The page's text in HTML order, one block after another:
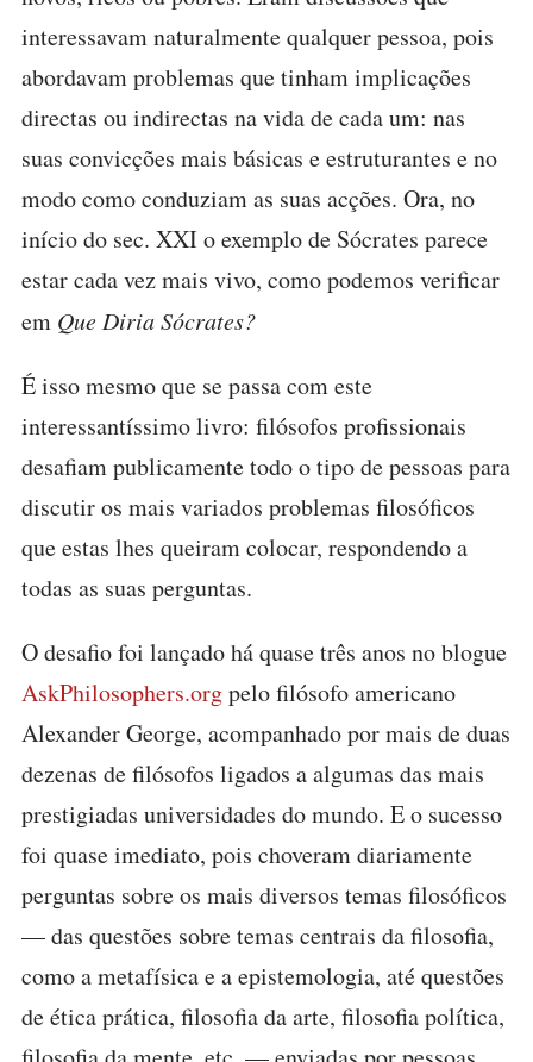
interessavam naturalmente qualquer pessoa, pois
abordavam problemas que tinham implicações
directas ou indirectas na vida de cada um: nas
suas convicções mais básicas e estruturantes e no
modo como conduziam as suas acções. Ora, no
início do sec. XXI o exemplo de Sócrates parece
estar cada vez mais vivo, como podemos verificar
em Que Diria Sócrates?
É isso mesmo que se passa com este
interessantíssimo livro: filósofos profissionais
desafiam publicamente todo o tipo de pessoas para
discutir os mais variados problemas filosóficos
que estas lhes queiram colocar, respondendo a
todas as suas perguntas.
O desafio foi lançado há quase três anos no blogue
AskPhilosophers.orgpelo filósofo americano
Alexander George, acompanhado por mais de duas
dezenas de filósofos ligados a algumas das mais
prestigiadas universidades do mundo. E o sucesso
foi quase imediato, pois choveram diariamente
perguntas sobre os mais diversos temas filosóficos
— das questões sobre temas centrais da filosofia,
como a metafísica e a epistemologia, até questões
de ética prática, filosofia da arte, filosofia política,